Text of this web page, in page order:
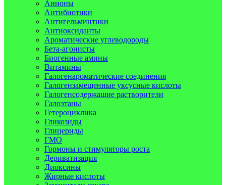
Анионы
Антибиотики
Антигельминтики
Антиоксиданты
Ароматические углеводороды
Бета-агонисты
Биогенные амины
Витамины
Галогенароматические соединения
Галогензамещенные уксусные кислоты
Галогенсодержащие растворители
Галоэтаны
Гетероциклика
Гликозиды
Глицериды
ГМО
Гормоны и стимуляторы роста
Дериватизация
Диоксины
Жирные кислоты